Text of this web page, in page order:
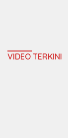
VIDEO TERKINI